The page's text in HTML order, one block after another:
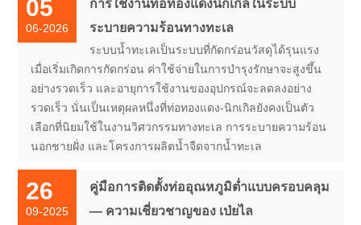
05
06-2026
การใช้งานท่อทองแดงนิกเกิลในระบบ
ระบายความร้อนทางทะเล
ระบบน้ำทะเลเป็นระบบที่กัดกร่อนวัสดุได้รุนแรง
เมื่อเริ่มเกิดการกัดกร่อน ค่าใช้จ่ายในการบำรุงรักษาจะสูงขึ้น
อย่างรวดเร็ว และอายุการใช้งานของอุปกรณ์จะลดลงอย่าง
รวดเร็ว นั่นเป็นเหตุผลหนึ่งที่ท่อทองแดง-นิกเกิลยังคงเป็นตัว
เลือกที่นิยมใช้ในงานวิศวกรรมทางทะเล การระบายความร้อน
นอกชายฝั่ง และโครงการผลิตน้ำจืดจากน้ำทะเล
26
09-2025
คู่มือการติดตั้งท่ออุณหภูมิต่ำแบบครอบคลุม
— ความเชี่ยวชาญของ เป่ยไล